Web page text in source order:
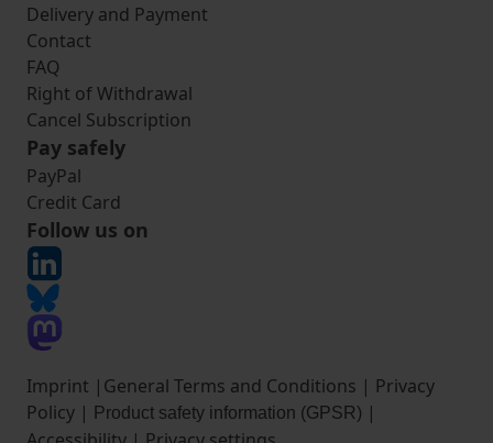
Delivery and Payment
Contact
FAQ
Right of Withdrawal
Cancel Subscription
Pay safely
PayPal
Credit Card
Follow us on
Imprint | General Terms and Conditions | Privacy
Policy | Product safety information (GPSR) |